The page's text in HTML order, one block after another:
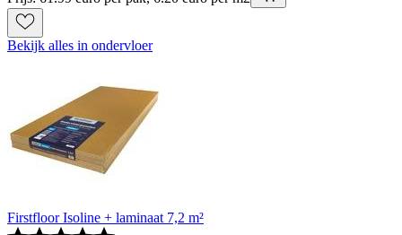
Bekijk alles in ondervloer
Firstfloor Isoline + laminaat 7,2 m²